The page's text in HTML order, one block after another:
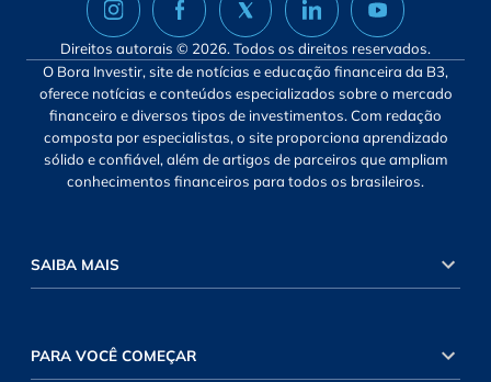
Direitos autorais © 2026. Todos os direitos reservados.
O Bora Investir, site de notícias e educação financeira da B3,
oferece notícias e conteúdos especializados sobre o mercado
financeiro e diversos tipos de investimentos. Com redação
composta por especialistas, o site proporciona aprendizado
sólido e confiável, além de artigos de parceiros que ampliam
conhecimentos financeiros para todos os brasileiros.
SAIBA MAIS
PARA VOCÊ COMEÇAR